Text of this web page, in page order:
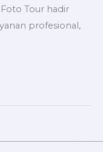
Tour hadir
profesional,